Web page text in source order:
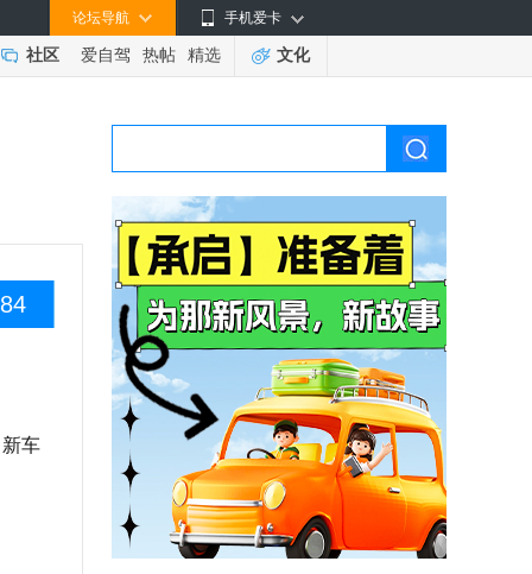
手机爱卡
论坛导航
社区 爱自驾 热帖 精选 文化
车